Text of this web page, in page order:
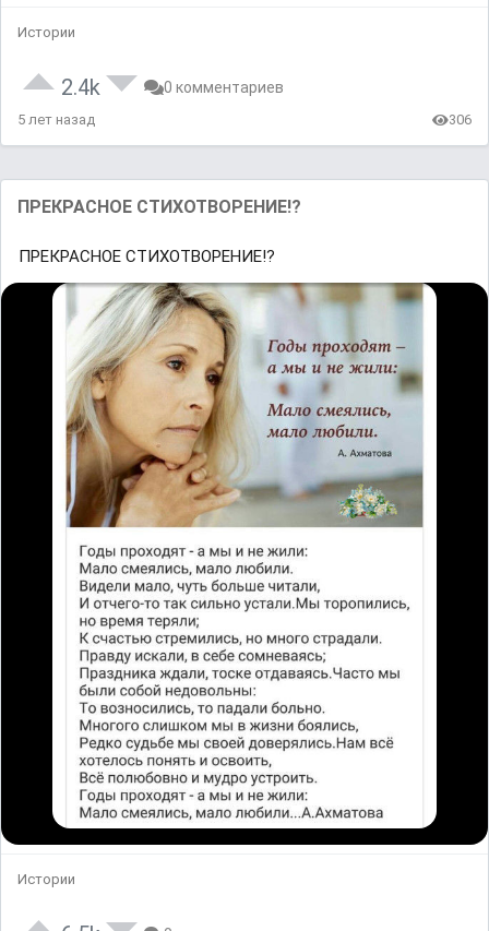
Истории
2.4k 0 комментариев
5 лет назад 306
ПРЕКРАСНОЕ СТИХОТВОРЕНИЕ!?
ПРЕКРАСНОЕ СТИХОТВОРЕНИЕ!?
Истории